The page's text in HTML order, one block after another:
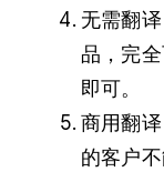
无需翻
品，完
即可。
商用翻
的客户